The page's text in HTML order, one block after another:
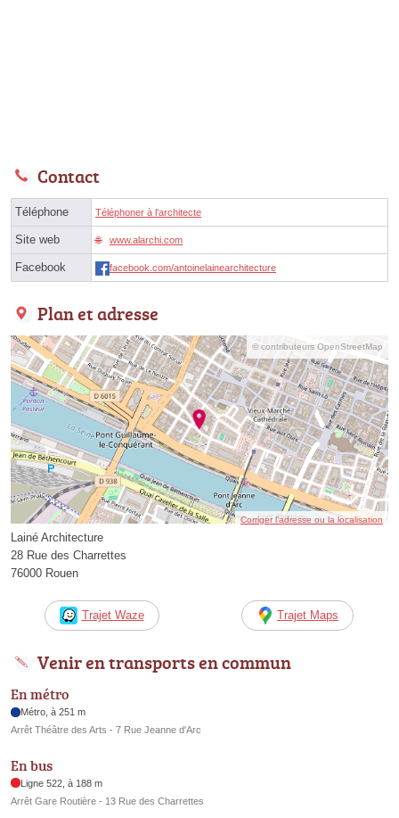
Contact
Téléphone Téléphoner à l'architecte
Site web www.alarchi.com
Facebook facebook.com/antoinelainearchitecture
Plan et adresse
© contributeurs OpenStreetMap
Corriger l’adresse ou la localisation
Lainé Architecture
28 Rue des Charrettes
76000 Rouen
Trajet Waze Trajet Maps
Venir en transports en commun
En métro
Métro, à 251 m
Arrêt Théâtre des Arts - 7 Rue Jeanne d'Arc
En bus
Ligne 522, à 188 m
Arrêt Gare Routière - 13 Rue des Charrettes